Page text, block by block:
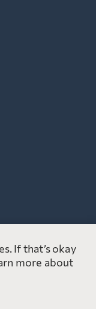
If that’s okay
more about